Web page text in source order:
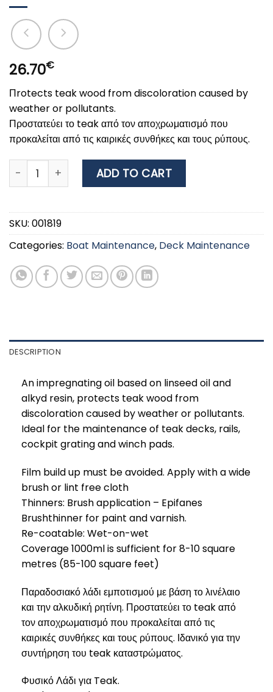
26.70€
Πrotects teak wood from discoloration caused by
weather or pollutants.
Προστατεύει το teak από τον αποχρωματισμό που
προκαλείται από τις καιρικές συνθήκες και τους ρύπους.
EPIFANES Teak Oil Sealer, 1lt quantity
ADD TO CART
SKU: 001819
Categories: Boat Maintenance, Deck Maintenance
DESCRIPTION
An impregnating oil based on linseed oil and
alkyd resin, protects teak wood from
discoloration caused by weather or pollutants.
Ideal for the maintenance of teak decks, rails,
cockpit grating and winch pads.
Film build up must be avoided. Apply with a wide
brush or lint free cloth
Thinners: Brush application – Epifanes
Brushthinner for paint and varnish.
Re-coatable: Wet-on-wet
Coverage 1000ml is sufficient for 8-10 square
metres (85-100 square feet)
Παραδοσιακό λάδι εμποτισμού με βάση το λινέλαιο
και την αλκυδική ρητίνη. Προστατεύει το teak από
τον αποχρωματισμό που προκαλείται από τις
καιρικές συνθήκες και τους ρύπους. Ιδανικό για την
συντήρηση του teak καταστρώματος.
Φυσικό Λάδι για Teak.